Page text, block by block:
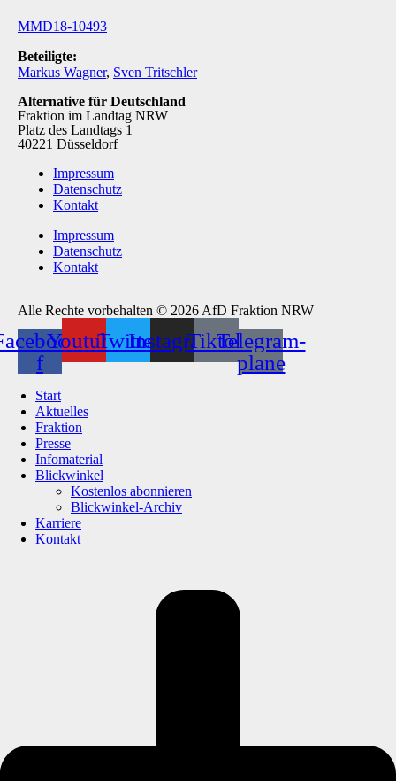
MMD18-10493
Beteiligte:
Markus Wagner, Sven Tritschler
Alternative für Deutschland
Fraktion im Landtag NRW
Platz des Landtags 1
40221 Düsseldorf
Impressum
Datenschutz
Kontakt
Impressum
Datenschutz
Kontakt
Alle Rechte vorbehalten © 2026 AfD Fraktion NRW
f
YoutubeTwitterInstagramTiktokTelegram-
plane
Start
Aktuelles
Fraktion
Presse
Infomaterial
Blickwinkel
Kostenlos abonnieren
Blickwinkel-Archiv
Karriere
Kontakt